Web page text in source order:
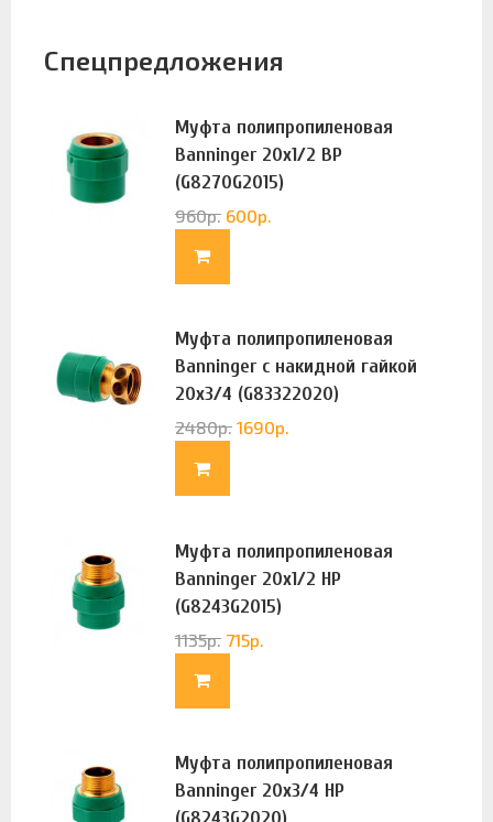
Спецпредложения
Муфта полипропиленовая
Banninger 20х1/2 ВР
(G8270G2015)
960р. 600р.
Муфта полипропиленовая
Banninger с накидной гайкой
20х3/4 (G83322020)
2480р. 1690р.
Муфта полипропиленовая
Banninger 20х1/2 НР
(G8243G2015)
1135р. 715р.
Муфта полипропиленовая
Banninger 20х3/4 НР